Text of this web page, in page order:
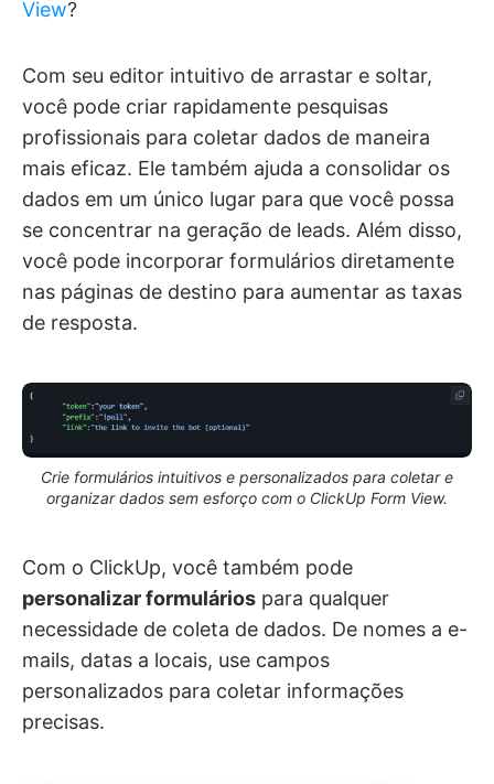
View?
Com seu editor intuitivo de arrastar e soltar,
você pode criar rapidamente pesquisas
profissionais para coletar dados de maneira
mais eficaz. Ele também ajuda a consolidar os
dados em um único lugar para que você possa
se concentrar na geração de leads. Além disso,
você pode incorporar formulários diretamente
nas páginas de destino para aumentar as taxas
de resposta.
Crie formulários intuitivos e personalizados para coletar e
organizar dados sem esforço com o ClickUp Form View.
Com o ClickUp, você também pode
personalizar formulários para qualquer
necessidade de coleta de dados. De nomes a e-
mails, datas a locais, use campos
personalizados para coletar informações
precisas.